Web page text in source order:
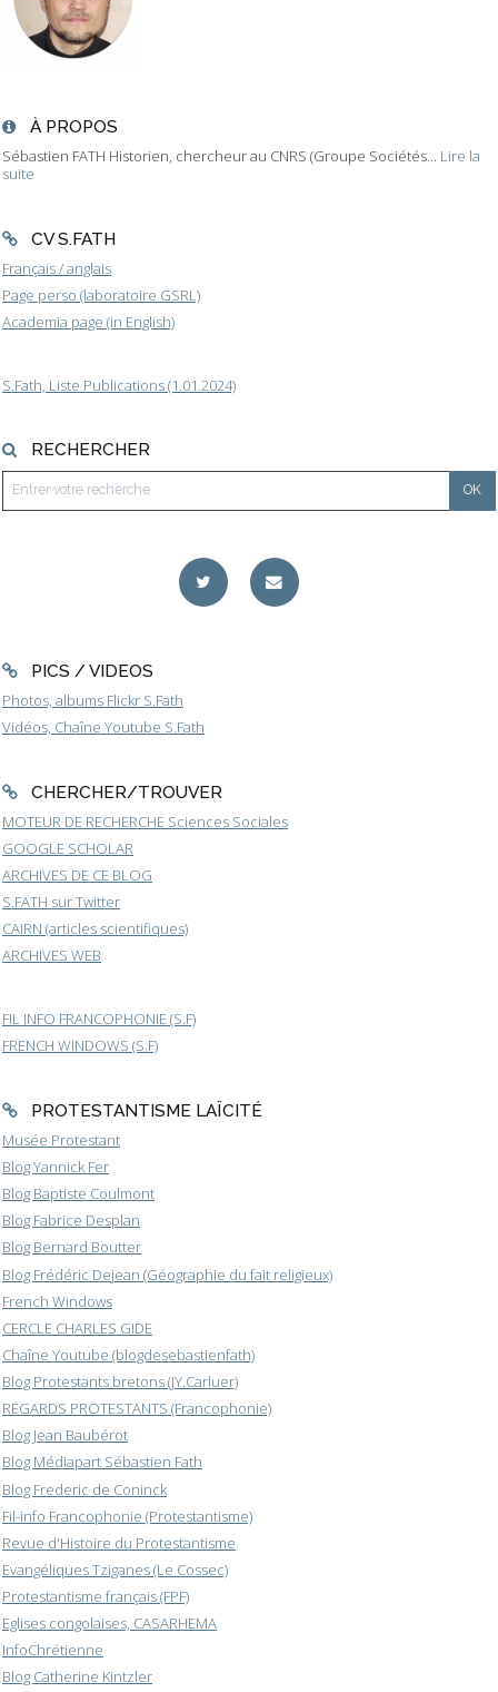
À PROPOS
Sébastien FATH Historien, chercheur au CNRS (Groupe Sociétés... Lire la
suite
CV S.FATH
Français / anglais
Page perso (laboratoire GSRL)
Academia page (in English)
S.Fath, Liste Publications (1.01.2024)
RECHERCHER
PICS / VIDEOS
Photos, albums Flickr S.Fath
Vidéos, Chaîne Youtube S.Fath
CHERCHER/TROUVER
MOTEUR DE RECHERCHE Sciences Sociales
GOOGLE SCHOLAR
ARCHIVES DE CE BLOG
S.FATH sur Twitter
CAIRN (articles scientifiques)
ARCHIVES WEB
FIL INFO FRANCOPHONIE (S.F)
FRENCH WINDOWS (S.F)
PROTESTANTISME LAÏCITÉ
Musée Protestant
Blog Yannick Fer
Blog Baptiste Coulmont
Blog Fabrice Desplan
Blog Bernard Boutter
Blog Frédéric Dejean (Géographie du fait religieux)
French Windows
CERCLE CHARLES GIDE
Chaîne Youtube (blogdesebastienfath)
Blog Protestants bretons (JY.Carluer)
REGARDS PROTESTANTS (Francophonie)
Blog Jean Baubérot
Blog Médiapart Sébastien Fath
Blog Frederic de Coninck
Fil-info Francophonie (Protestantisme)
Revue d'Histoire du Protestantisme
Evangéliques Tziganes (Le Cossec)
Protestantisme français (FPF)
Eglises congolaises, CASARHEMA
InfoChrétienne
Blog Catherine Kintzler